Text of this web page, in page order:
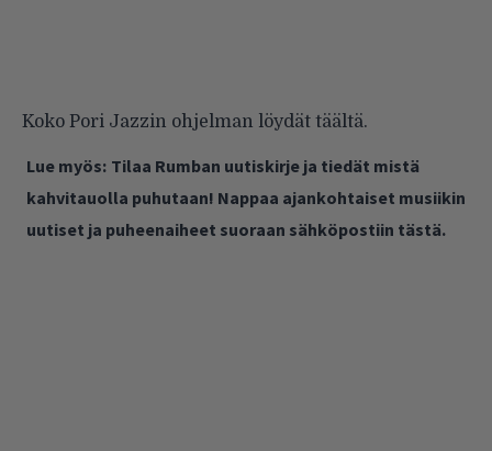
Koko Pori Jazzin ohjelman löydät täältä.
Lue myös: Tilaa Rumban uutiskirje ja tiedät mistä
kahvitauolla puhutaan! Nappaa ajankohtaiset musiikin
uutiset ja puheenaiheet suoraan sähköpostiin tästä.